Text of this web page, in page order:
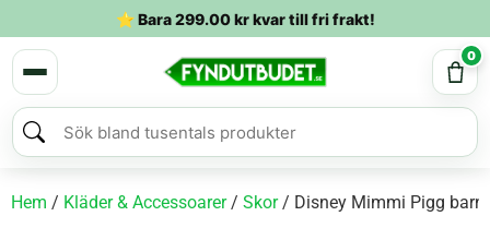
⭐ Bara299.00krkvar till fri frakt!
0
Hem / Kläder & Accessoarer/ Skor/ Disney Mimmi Pigg